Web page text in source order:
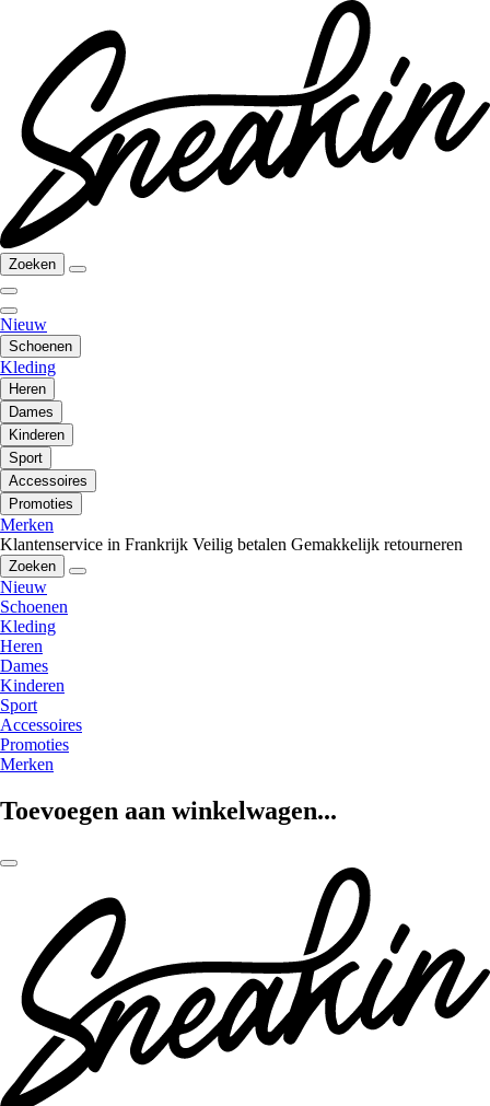
Zoeken
Nieuw
Schoenen
Kleding
Heren
Dames
Kinderen
Sport
Accessoires
Promoties
Merken
Klantenservice in Frankrijk Veilig betalen Gemakkelijk retourneren
Zoeken
Nieuw
Schoenen
Kleding
Heren
Dames
Kinderen
Sport
Accessoires
Promoties
Merken
Toevoegen aan winkelwagen...